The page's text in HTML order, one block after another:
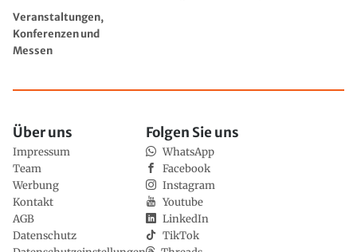
Veranstaltungen,
Konferenzen und
Messen
Über uns
Impressum
Team
Werbung
Kontakt
AGB
Datenschutz
Folgen Sie uns
WhatsApp
Facebook
Instagram
Youtube
LinkedIn
TikTok